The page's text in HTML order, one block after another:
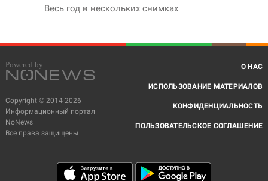
Весь год в нескольких снимках
Copyright © 2014-2026
Информационный портал
NoNews
Все права защищены
О НАС
ИСПОЛЬЗОВАНИЕ МАТЕРИАЛОВ
КОНФИДЕНЦИАЛЬНОСТЬ
ПОЛЬЗОВАТЕЛЬСКОЕ СОГЛАШЕНИЕ